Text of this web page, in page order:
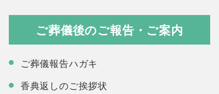
ご葬儀後のご報告・ご案内
ご葬儀報告ハガキ
香典返しのご挨拶状